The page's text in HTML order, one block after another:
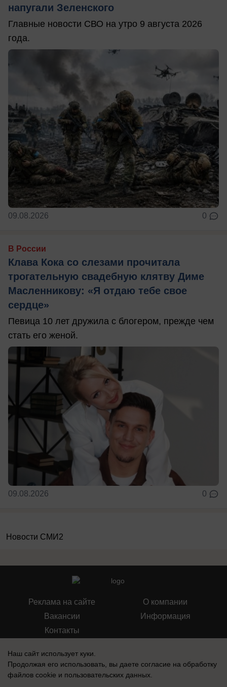
напугали Зеленского
Главные новости СВО на утро 9 августа 2026
года.
09.08.2026 0
В России
Клава Кока со слезами прочитала
трогательную свадебную клятву Диме
Масленникову: «Я отдаю тебе свое
сердце»
Певица 10 лет дружила с блогером, прежде чем
стать его женой.
09.08.2026 0
Новости СМИ2
Реклама на сайте
Вакансии
Контакты
О компании
Информация
Наш сайт использует куки.
Продолжая его использовать, вы даете согласие на обработку
файлов cookie и пользовательских данных.